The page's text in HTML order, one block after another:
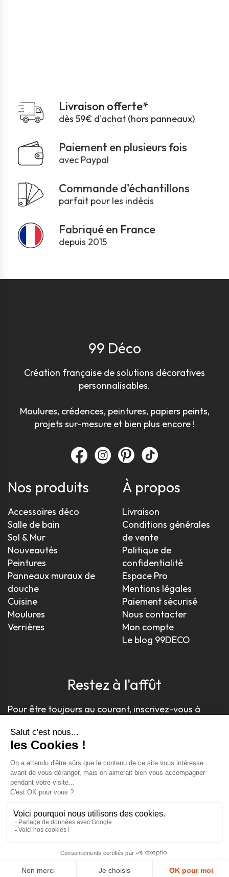
Livraison offerte*
dès 59€ d'achat (hors panneaux)
Paiement en plusieurs fois
avec Paypal
Commande d'échantillons
parfait pour les indécis
Fabriqué en France
depuis 2015
99 Déco
Création française de solutions décoratives
personnalisables.
Moulures, crédences, peintures, papiers peints,
projets sur-mesure et bien plus encore !
Nos produits
Accessoires déco
Salle de bain
Sol & Mur
Nouveautés
Peintures
Panneaux muraux de
douche
Cuisine
Moulures
Verrières
À propos
Livraison
Conditions générales
de vente
Politique de
confidentialité
Espace Pro
Mentions légales
Paiement sécurisé
Nous contacter
Mon compte
Le blog 99DECO
Restez à l'affût
Pour être toujours au courant, inscrivez-vous à
J'accepte les conditions générales et la politique de
AVIS VÉRIFIÉS